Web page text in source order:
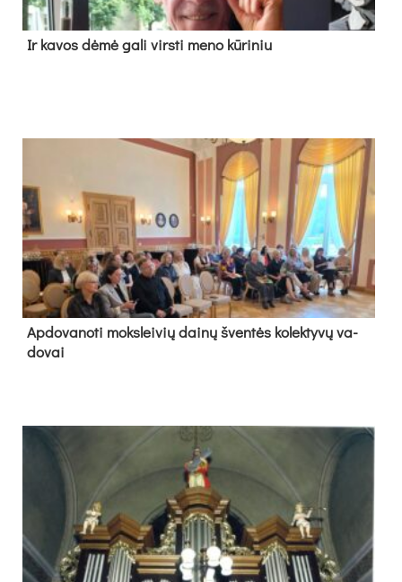
Ir ka­vos dė­mė ga­li virs­ti me­no kū­ri­niu
Ap­do­va­no­ti moks­lei­vių dai­nų šven­tės ko­lek­ty­vų va­
do­vai